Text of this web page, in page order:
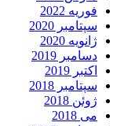
فوریه 2022
سپتامبر 2020
ژانویه 2020
دسامبر 2019
اکتبر 2019
سپتامبر 2018
ژوئن 2018
می 2018